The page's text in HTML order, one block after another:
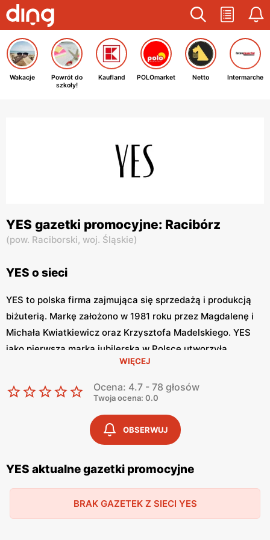
Wakacje
Powrót do
szkoły!
Kaufland POLOmarket Netto Intermarche
YES gazetki promocyjne: Racibórz
(pow. Raciborski, woj. Śląskie)
YES o sieci
YES to polska firma zajmująca się sprzedażą i produkcją
biżuterią. Markę założono w 1981 roku przez Magdalenę i
Michała Kwiatkiewicz oraz Krzysztofa Madelskiego. YES
jako pierwsza marka jubilerska w Polsce utworzyła
sprzedaż internetową oraz media społecznościowe.
Biżuterie YES tworzy zespół projektantów firmy oraz
zaproszeni artyści i projektanci.
YES – z myślą o miłośnikach biżuterii
oryginalnością. Projektanci marki tworzą swoje produkty z
myślą o kobietach, nakreślając ich wewnętrzny blask. W
ofercie sklepu znajdziemy obrączki, pierścionki, kolczyki,
naszyjnik, diamenty z certyfikatami oraz charmsy.
WIĘCEJ
Ocena: 4.7 - 78 głosów
Twoja ocena: 0.0
OBSERWUJ
YES aktualne gazetki promocyjne
BRAK GAZETEK Z SIECI YES